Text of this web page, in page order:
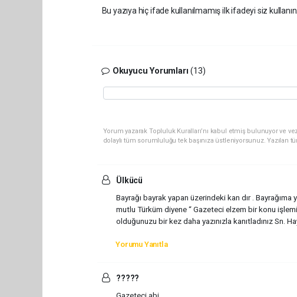
Bu yazıya hiç ifade kullanılmamış ilk ifadeyi siz kullanın.
Okuyucu Yorumları(13)
Yorum yazarak Topluluk Kuralları’nı kabul etmiş bulunuyor ve
dolaylı tüm sorumluluğu tek başınıza üstleniyorsunuz.
Ülkücü
Bayrağı bayrak yapan üzerindeki kan dır .
mutlu Türküm diyene “ Gazeteci elzem bir konu
olduğunuzu bir kez daha yazınızla kanıtladınız Sn.
Yorumu Yanıtla
?????
Gazeteci abi …….